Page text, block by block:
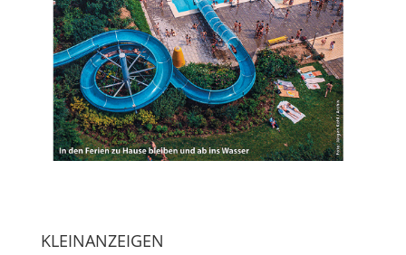
KLEINANZEIGEN